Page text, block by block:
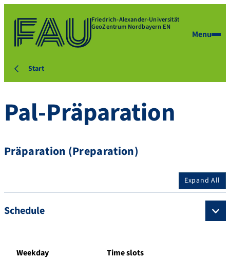
Friedrich-Alexander-Universität
GeoZentrum Nordbayern EN
Menu
Start
Pal-Präparation
Präparation (Preparation)
Expand All
Schedule
Weekday Time slots